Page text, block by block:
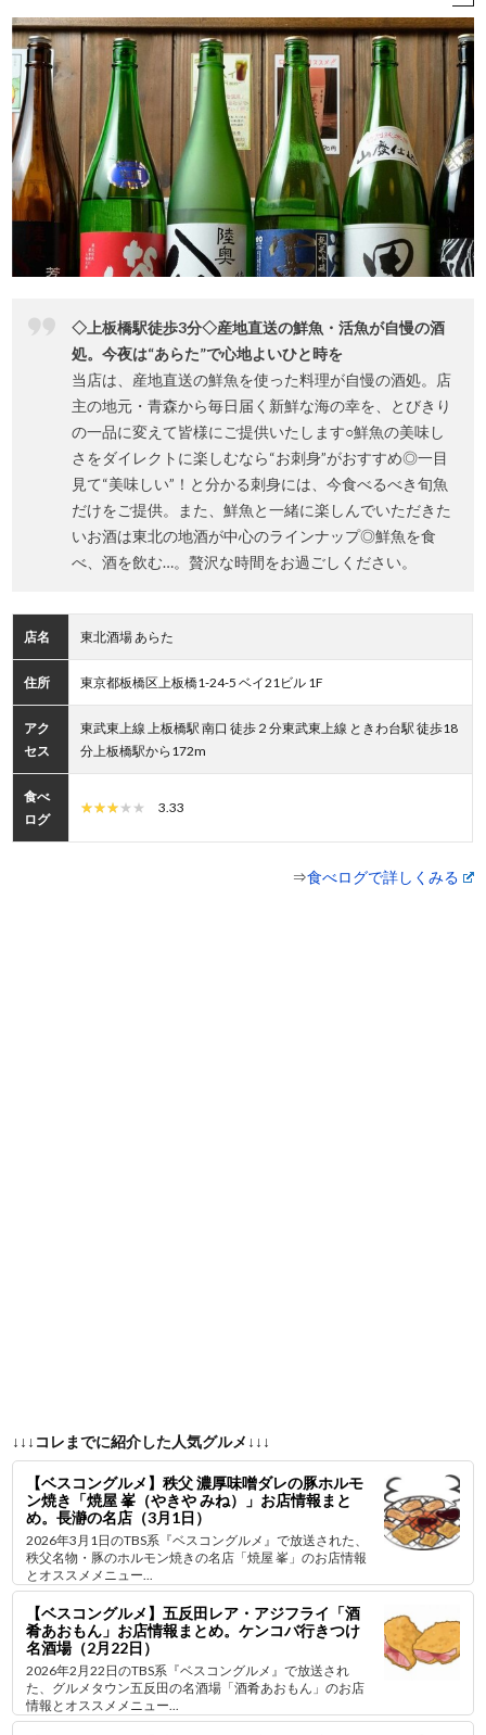
◇上板橋駅徒歩3分◇産地直送の鮮魚・活魚が自慢の酒
処。今夜は“あらた”で心地よいひと時を
当店は、産地直送の鮮魚を使った料理が自慢の酒処。店
主の地元・青森から毎日届く新鮮な海の幸を、とびきり
の一品に変えて皆様にご提供いたします○鮮魚の美味し
さをダイレクトに楽しむなら“お刺身”がおすすめ◎一目
見て“美味しい”！と分かる刺身には、今食べるべき旬魚
だけをご提供。また、鮮魚と一緒に楽しんでいただきた
いお酒は東北の地酒が中心のラインナップ◎鮮魚を食
べ、酒を飲む…。贅沢な時間をお過ごしください。
店名 東北酒場 あらた
住所 東京都板橋区上板橋1-24-5 ベイ21ビル 1F
アク
セス
東武東上線 上板橋駅 南口 徒歩２分東武東上線 ときわ台駅 徒歩18
分上板橋駅から172m
食べ
ログ
3.33
⇒食べログで詳しくみる
↓↓↓コレまでに紹介した人気グルメ↓↓↓
【ベスコングルメ】秩父 濃厚味噌ダレの豚ホルモ
ン焼き「焼屋 峯（やきや みね）」お店情報まと
め。長瀞の名店（3月1日）
2026年3月1日のTBS系『ベスコングルメ』で放送された、
秩父名物・豚のホルモン焼きの名店「焼屋 峯」のお店情報
とオススメメニュー...
【ベスコングルメ】五反田レア・アジフライ「酒
肴あおもん」お店情報まとめ。ケンコバ行きつけ
名酒場（2月22日）
2026年2月22日のTBS系『ベスコングルメ』で放送され
た、グルメタウン五反田の名酒場「酒肴あおもん」のお店
情報とオススメメニュー...